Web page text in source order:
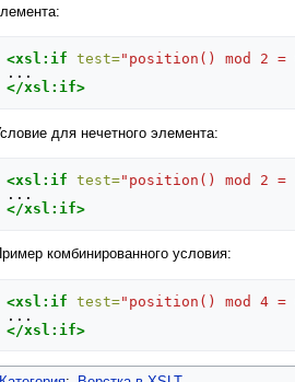
<xsl:if test="position() mod 2 =
</xsl:if>
для нечетного элемента:
<xsl:if test="position() mod 2 =
</xsl:if>
Пример комбинированного условия:
<xsl:if test="position() mod 4
</xsl:if>